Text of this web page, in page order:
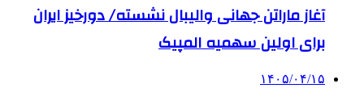
آغاز ماراتن جهانی والیبال نشسته/ دورخیز ایران
برای اولین سهمیه المپیک
۱۴۰۵/۰۴/۱۵